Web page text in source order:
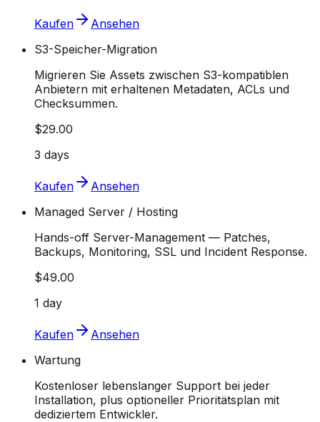
Kaufen
Ansehen
S3-Speicher-Migration
Migrieren Sie Assets zwischen S3-kompatiblen
Anbietern mit erhaltenen Metadaten, ACLs und
Checksummen.
$29.00
3 days
Kaufen
Ansehen
Managed Server / Hosting
Hands-off Server-Management — Patches,
Backups, Monitoring, SSL und Incident Response.
$49.00
1 day
Kaufen
Ansehen
Wartung
Kostenloser lebenslanger Support bei jeder
Installation, plus optioneller Prioritätsplan mit
dediziertem Entwickler.